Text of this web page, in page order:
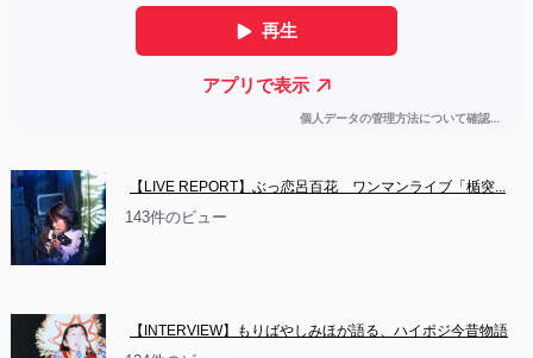
【LIVE REPORT】ぶっ恋呂百花　ワンマンライブ「楯突...
143件のビュー
【INTERVIEW】もりばやしみほが語る、ハイポジ今昔物語